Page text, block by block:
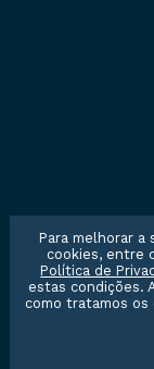
Para melhorar a
cookies, entre
Política de
estas condições.
como tratamos os